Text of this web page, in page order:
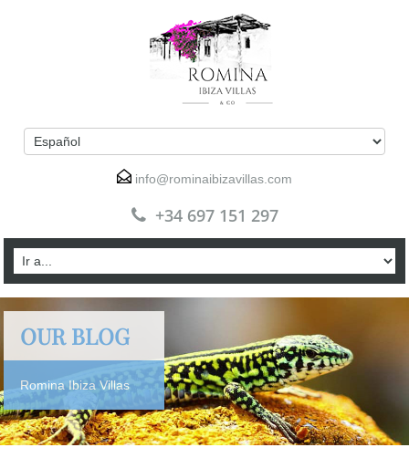
info@rominaibizavillas.com
+34 697 151 297
OUR BLOG
Romina Ibiza Villas